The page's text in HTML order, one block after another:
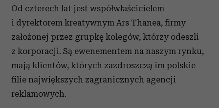
Od czterech lat jest współwłaścicielem
i dyrektorem kreatywnym Ars Thanea, firmy
założonej przez grupkę kolegów, którzy odeszli
z korporacji. Są ewenementem na naszym rynku,
mają klientów, których zazdroszczą im polskie
filie największych zagranicznych agencji
reklamowych.